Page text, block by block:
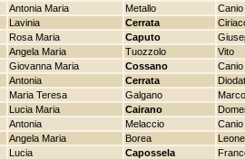
Antonia Maria Metallo Canio
Lavinia Cerrata
Rosa Maria Caputo
Angela Maria Tuozzolo Vito
Giovanna Maria Cossano Canio
Antonia Cerrata
Maria Teresa Galgano Marco
Lucia Maria Cairano
Antonia Melaccio Canio
Angela Maria Borea Leone
Lucia Capossela